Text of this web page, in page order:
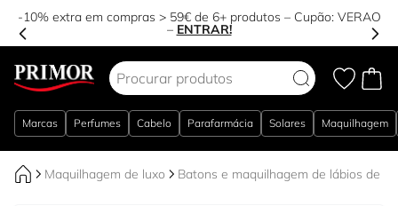
-10% extra em compras > 59€ de 6+ produtos – Cupão: VERAO
– ENTRAR!
Marcas Perfumes Cabelo Parafarmácia Solares Maquilhagem
Maquilhagem de luxo Batons e maquilhagem de lábios de